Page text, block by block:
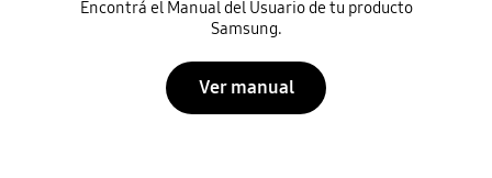
Encontrá el Manual del Usuario de tu producto
Samsung.
Ver manual